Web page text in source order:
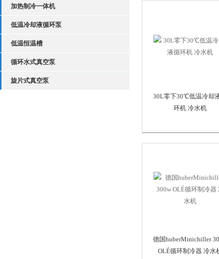
加热制冷一体机
低温冷却液循环泵
低温恒温槽
循环水式真空泵
旋片式真空泵
30L零下30℃低温冷却
环机 冷水机
德国huberMinichiller
OLÉ循环制冷器 冷水